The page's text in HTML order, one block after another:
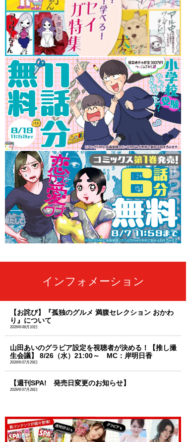
インフォメーション
【お詫び】『孤独のグルメ 満腹セレクション おかわ
り』について
2026年08月10日
山田あいのグラビア設定を視聴者が決める！【推し撮
生会議】 8/26（水）21:00～ MC：岸明日香
2026年07月29日
【週刊SPA! 発売日変更のお知らせ】
2026年07月28日